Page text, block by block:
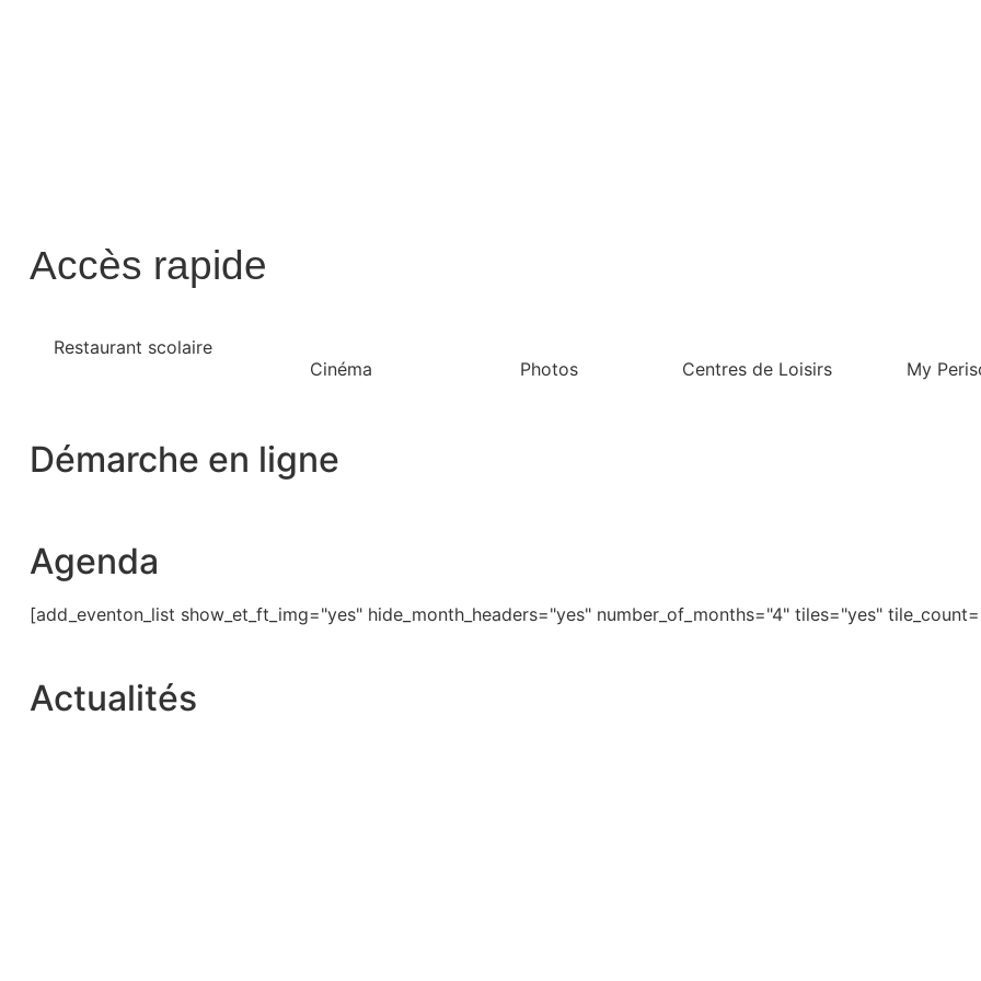
Accès rapide
Restaurant scolaire
Cinéma
Photos Centres de Loisirs My
Démarche en ligne
Agenda
[add_eventon_list show_et_ft_img="yes" hide_month_headers="yes" number_of_months="4" tiles="yes"
Actualités